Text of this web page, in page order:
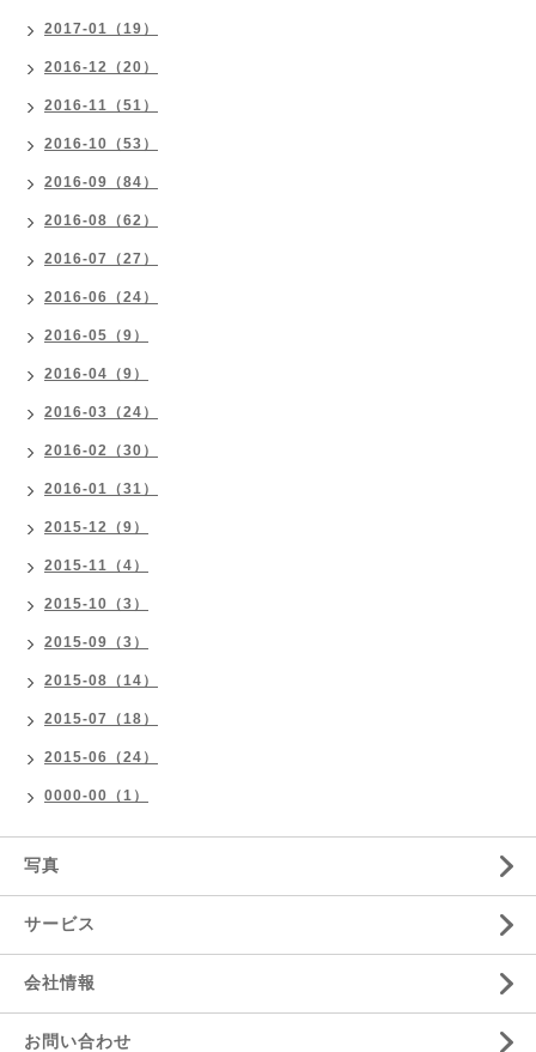
2017-01（19）
2016-12（20）
2016-11（51）
2016-10（53）
2016-09（84）
2016-08（62）
2016-07（27）
2016-06（24）
2016-05（9）
2016-04（9）
2016-03（24）
2016-02（30）
2016-01（31）
2015-12（9）
2015-11（4）
2015-10（3）
2015-09（3）
2015-08（14）
2015-07（18）
2015-06（24）
0000-00（1）
写真
サービス
会社情報
お問い合わせ